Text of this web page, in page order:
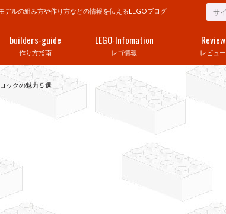
デルの組み方や作り方などの情報を伝えるLEGOブログ
作り方指南
builders-guide
レゴ情報
LEGO-Infomation
レビュー
Review
ックの魅力５選